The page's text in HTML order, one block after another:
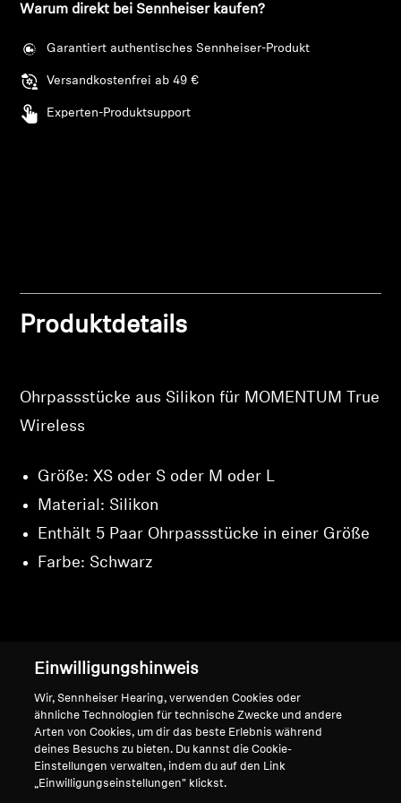
Warum direkt bei Sennheiser kaufen?
Garantiert authentisches Sennheiser-Produkt
Versandkostenfrei ab 49 €
Experten-Produktsupport
Produktdetails
Ohrpassstücke aus Silikon für MOMENTUM True
Wireless
Größe: XS oder S oder M oder L
Material: Silikon
Enthält 5 Paar Ohrpassstücke in einer Größe
Farbe: Schwarz
Support
Nach oben
Impressum
Unser Unternehmen
Einwilligungshinweis
Wir, Sennheiser Hearing, verwenden Cookies oder
ähnliche Technologien für technische Zwecke und andere
Arten von Cookies, um dir das beste Erlebnis während
deines Besuchs zu bieten. Du kannst die Cookie-
Einstellungen verwalten, indem du auf den Link
„Einwilligungseinstellungen" klickst.
Anmeldung erforderlich